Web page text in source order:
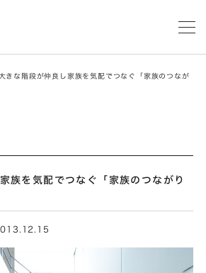
メ
ー
きな階段が仲良し家族を気配でつなぐ「家族のつなが
族を気配でつなぐ「家族のつながり